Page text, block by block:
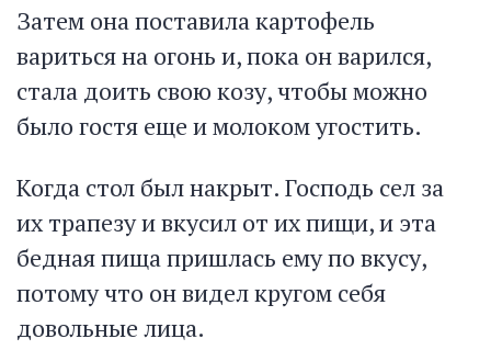
Затем она поставила картофель
вариться на огонь и, пока он варился,
стала доить свою козу, чтобы можно
было гостя еще и молоком угостить.
Когда стол был накрыт. Господь сел за
их трапезу и вкусил от их пищи, и эта
бедная пища пришлась ему по вкусу,
потому что он видел кругом себя
довольные лица.